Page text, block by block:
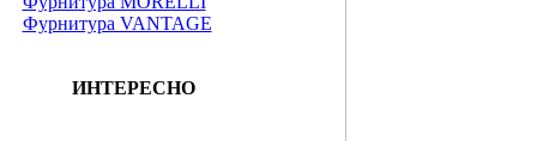
Фурнитура VANTAGE
ИНТЕРЕСНО